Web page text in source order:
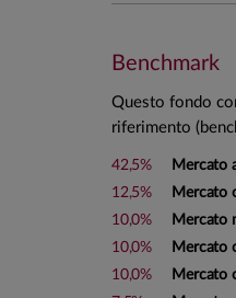
prevalente
produzione o
Il Fondo può
vigente, gestiti
Portafoglio
Investimenti
Benchmark
Questo fondo
riferimento
42,5% Mercato
12,5%
Mercato
10,0%
Mercato
10,0%
Mercato
10,0%
Mercato